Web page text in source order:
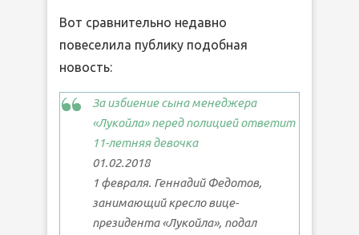
Вот сравнительно недавно
повеселила публику подобная
новость:
За избиение сына менеджера
«Лукойла» перед полицией ответит
11-летняя девочка
01.02.2018
1 февраля. Геннадий Федотов,
занимающий кресло вице-
президента «Лукойла», подал